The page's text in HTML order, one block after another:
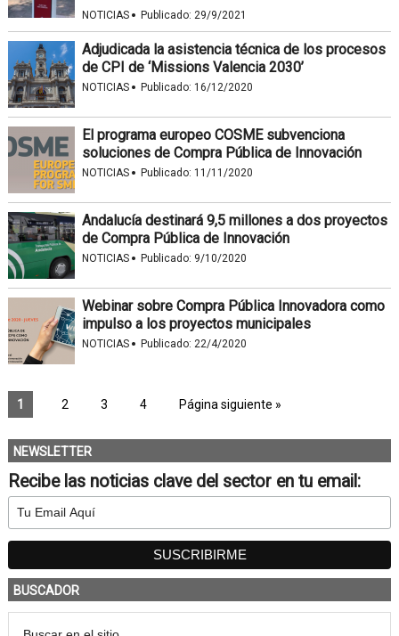
NOTICIAS · Publicado: 29/9/2021
Adjudicada la asistencia técnica de los procesos
de CPI de ‘Missions Valencia 2030’
NOTICIAS · Publicado: 16/12/2020
El programa europeo COSME subvenciona
soluciones de Compra Pública de Innovación
NOTICIAS · Publicado: 11/11/2020
Andalucía destinará 9,5 millones a dos proyectos
de Compra Pública de Innovación
NOTICIAS · Publicado: 9/10/2020
Webinar sobre Compra Pública Innovadora como
impulso a los proyectos municipales
NOTICIAS · Publicado: 22/4/2020
1 2 3 4 Página siguiente »
NEWSLETTER
Recibe las noticias clave del sector en tu email:
BUSCADOR